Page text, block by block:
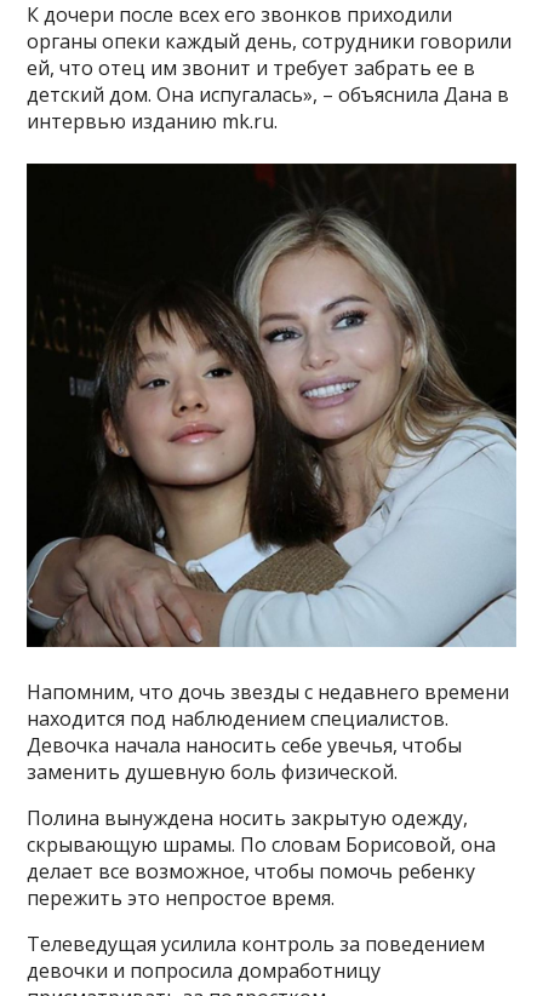
К дочери после всех его звонков приходили
органы опеки каждый день, сотрудники говорили
ей, что отец им звонит и требует забрать ее в
детский дом. Она испугалась», – объяснила Дана в
интервью изданию mk.ru.
Напомним, что дочь звезды с недавнего времени
находится под наблюдением специалистов.
Девочка начала наносить себе увечья, чтобы
заменить душевную боль физической.
Полина вынуждена носить закрытую одежду,
скрывающую шрамы. По словам Борисовой, она
делает все возможное, чтобы помочь ребенку
пережить это непростое время.
Телеведущая усилила контроль за поведением
девочки и попросила домработницу